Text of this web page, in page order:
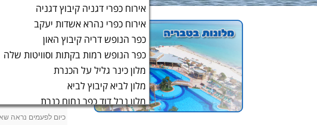
מפה
מלונות בערים
מלונות בטבריה, רשימת 31
מלונות בטבריה
כיום לפעמים נראה
אירוח כפרי דגניה קיבוץ דגניה
אירוח כפרי נהרא אשדות יעקב
כפר הנופש דריה קיבוץ האון
כפר הנופש רמות בקתות וסוויטות שלה
מלון כינר גליל על הכנרת
מלון לביא קיבוץ לביא
מלון נבל דוד כפר נחום כנרת
מלון נוף גינוסר קיבוץ גינוסר